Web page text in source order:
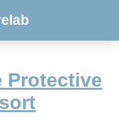
Protective